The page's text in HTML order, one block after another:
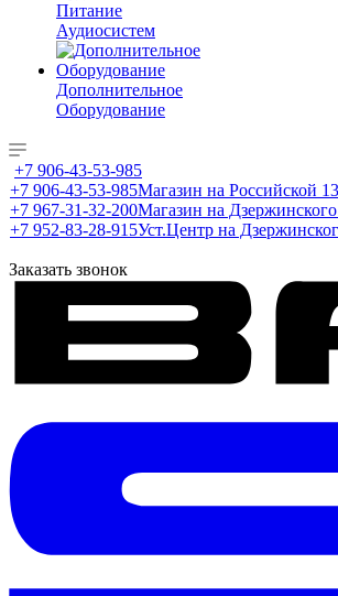
Питание
Аудиосистем
Дополнительное
Оборудование
+7 906-43-53-985
+7 906-43-53-985Магазин на Российской
+7 967-31-32-200Магазин на Дзержинского
+7 952-83-28-915Уст.Центр на
Заказать звонок